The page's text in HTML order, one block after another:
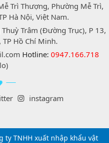
Trì Thượng, Phường Mễ Trì,
Hà Nội, Việt Nam.
Trâm (Đường Trục), P 13,
Hồ Chí Minh.
Hotline: 0947.166.718
instagram
ty TNHH xuất nhập khẩu vật